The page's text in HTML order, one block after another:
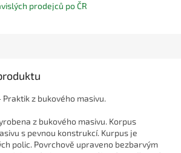
prodejců po ČR
Praktik z bukového masivu.
z bukového masivu. Korpus
s pevnou konstrukcí. Kurpus je
polic. Povrchově upraveno bezbarvým